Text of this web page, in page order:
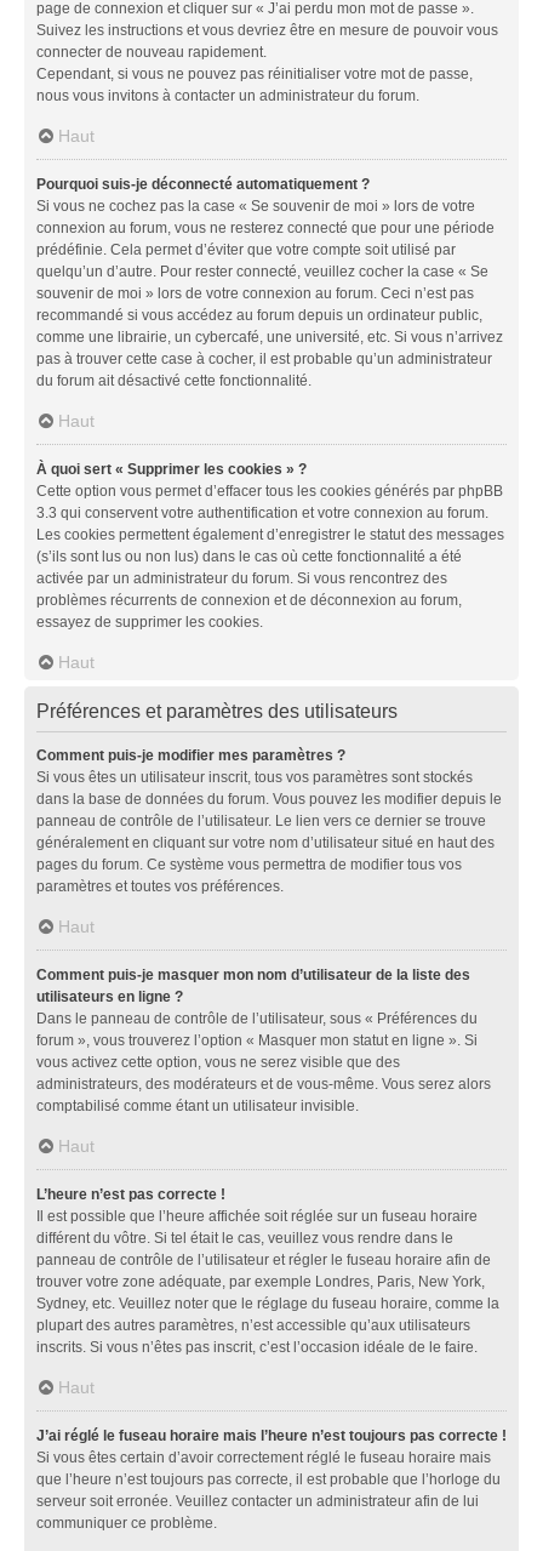
page de connexion et cliquer sur « J’ai perdu mon mot de passe ».
Suivez les instructions et vous devriez être en mesure de pouvoir vous
connecter de nouveau rapidement.
Cependant, si vous ne pouvez pas réinitialiser votre mot de passe,
nous vous invitons à contacter un administrateur du forum.
Haut
Pourquoi suis-je déconnecté automatiquement ?
Si vous ne cochez pas la case « Se souvenir de moi » lors de votre
connexion au forum, vous ne resterez connecté que pour une période
prédéfinie. Cela permet d’éviter que votre compte soit utilisé par
quelqu’un d’autre. Pour rester connecté, veuillez cocher la case « Se
souvenir de moi » lors de votre connexion au forum. Ceci n’est pas
recommandé si vous accédez au forum depuis un ordinateur public,
comme une librairie, un cybercafé, une université, etc. Si vous n’arrivez
pas à trouver cette case à cocher, il est probable qu’un administrateur
du forum ait désactivé cette fonctionnalité.
Haut
À quoi sert « Supprimer les cookies » ?
Cette option vous permet d’effacer tous les cookies générés par phpBB
3.3 qui conservent votre authentification et votre connexion au forum.
Les cookies permettent également d’enregistrer le statut des messages
(s’ils sont lus ou non lus) dans le cas où cette fonctionnalité a été
activée par un administrateur du forum. Si vous rencontrez des
problèmes récurrents de connexion et de déconnexion au forum,
essayez de supprimer les cookies.
Haut
Préférences et paramètres des utilisateurs
Comment puis-je modifier mes paramètres ?
Si vous êtes un utilisateur inscrit, tous vos paramètres sont stockés
dans la base de données du forum. Vous pouvez les modifier depuis le
panneau de contrôle de l’utilisateur. Le lien vers ce dernier se trouve
généralement en cliquant sur votre nom d’utilisateur situé en haut des
pages du forum. Ce système vous permettra de modifier tous vos
paramètres et toutes vos préférences.
Haut
Comment puis-je masquer mon nom d’utilisateur de la liste des
utilisateurs en ligne ?
Dans le panneau de contrôle de l’utilisateur, sous « Préférences du
forum », vous trouverez l’option « Masquer mon statut en ligne ». Si
vous activez cette option, vous ne serez visible que des
administrateurs, des modérateurs et de vous-même. Vous serez alors
comptabilisé comme étant un utilisateur invisible.
Haut
L’heure n’est pas correcte !
Il est possible que l’heure affichée soit réglée sur un fuseau horaire
différent du vôtre. Si tel était le cas, veuillez vous rendre dans le
panneau de contrôle de l’utilisateur et régler le fuseau horaire afin de
trouver votre zone adéquate, par exemple Londres, Paris, New York,
Sydney, etc. Veuillez noter que le réglage du fuseau horaire, comme la
plupart des autres paramètres, n’est accessible qu’aux utilisateurs
inscrits. Si vous n’êtes pas inscrit, c’est l’occasion idéale de le faire.
Haut
J’ai réglé le fuseau horaire mais l’heure n’est toujours pas correcte !
Si vous êtes certain d’avoir correctement réglé le fuseau horaire mais
que l’heure n’est toujours pas correcte, il est probable que l’horloge du
serveur soit erronée. Veuillez contacter un administrateur afin de lui
communiquer ce problème.